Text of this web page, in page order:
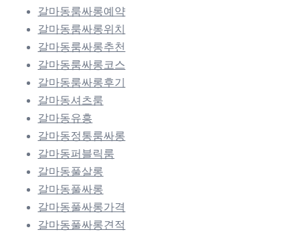
갈마동룸싸롱예약
갈마동룸싸롱위치
갈마동룸싸롱추천
갈마동룸싸롱코스
갈마동룸싸롱후기
갈마동셔츠룸
갈마동유흥
갈마동정통룸싸롱
갈마동퍼블릭룸
갈마동풀살롱
갈마동풀싸롱
갈마동풀싸롱가격
갈마동풀싸롱견적